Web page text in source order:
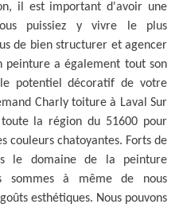
il est important d'avoir une
puissiez y vivre le plus
de bien structurer et agencer
peinture a également tout son
potentiel décoratif de votre
Charly toiture à Laval Sur
toute la région du 51600 pour
couleurs chatoyantes. Forts de
le domaine de la peinture
sommes à même de nous
esthétiques. Nous pouvons